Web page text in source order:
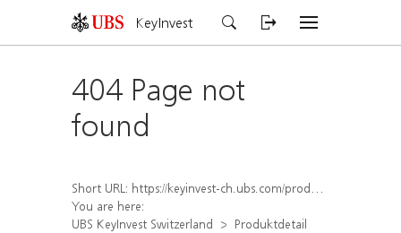
KeyInvest
404 Page not
found
Short URL: https://keyinvest-ch.ubs.com/produkt/detail/index/isin/CH1569454338
You are here:
UBS KeyInvest Switzerland
Produktdetail